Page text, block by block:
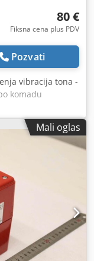
80 €
Fiksna cena plus PDV
Pozvati
vibracija tona -
komadu
komad
Mali oglas